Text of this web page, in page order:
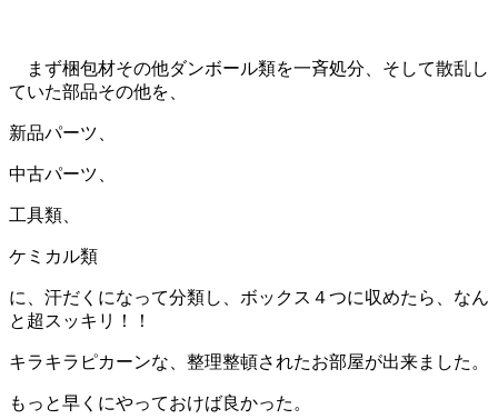
まず梱包材その他ダンボール類を一斉処分、そして散乱し
ていた部品その他を、
新品パーツ、
中古パーツ、
工具類、
ケミカル類
に、汗だくになって分類し、ボックス４つに収めたら、なん
と超スッキリ！！
キラキラピカーンな、整理整頓されたお部屋が出来ました。
もっと早くにやっておけば良かった。